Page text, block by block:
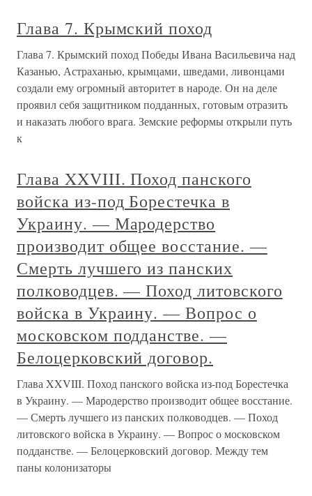
Глава 7. Крымский поход
Глава 7. Крымский поход Победы Ивана Васильевича над
Казанью, Астраханью, крымцами, шведами, ливонцами
создали ему огромный авторитет в народе. Он на деле
проявил себя защитником подданных, готовым отразить
и наказать любого врага. Земские реформы открыли путь
к
Глава XXVIII. Поход панского
войска из-под Борестечка в
Украину. — Мародерство
производит общее восстание. —
Смерть лучшего из панских
полководцев. — Поход литовского
войска в Украину. — Вопрос о
московском подданстве. —
Белоцерковский договор.
Глава XXVIII. Поход панского войска из-под Борестечка
в Украину. — Мародерство производит общее восстание.
— Смерть лучшего из панских полководцев. — Поход
литовского войска в Украину. — Вопрос о московском
подданстве. — Белоцерковский договор. Между тем
паны колонизаторы